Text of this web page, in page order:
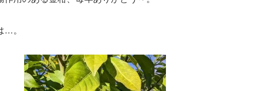
…。